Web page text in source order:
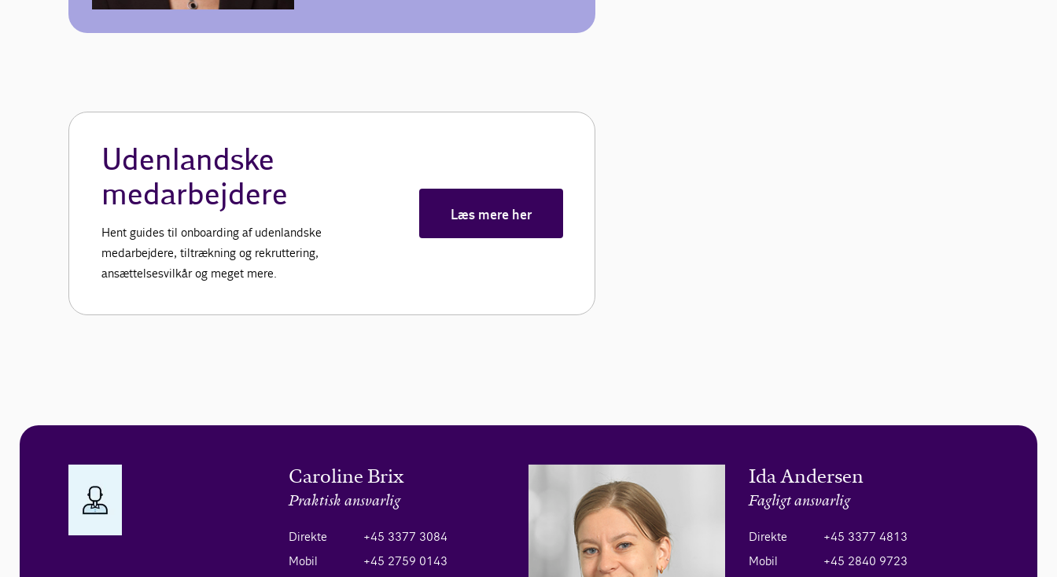
Udenlandske
medarbejdere
Hent guides til onboarding af udenlandske
medarbejdere, tiltrækning og rekruttering,
ansættelsesvilkår og meget mere.
Læs mere her
Caroline Brix
Praktisk ansvarlig
Direkte
+45 3377 3084
Mobil
+45 2759 0143
Ida Andersen
Fagligt ansvarlig
Direkte
+45 3377 4813
Mobil
+45 2840 9723